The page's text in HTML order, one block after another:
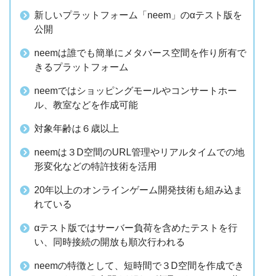
新しいプラットフォーム「neem」のαテスト版を
公開
neemは誰でも簡単にメタバース空間を作り所有で
きるプラットフォーム
neemではショッピングモールやコンサートホー
ル、教室などを作成可能
対象年齢は６歳以上
neemは３D空間のURL管理やリアルタイムでの地
形変化などの特許技術を活用
20年以上のオンラインゲーム開発技術も組み込ま
れている
αテスト版ではサーバー負荷を含めたテストを行
い、同時接続の開放も順次行われる
neemの特徴として、短時間で３D空間を作成でき